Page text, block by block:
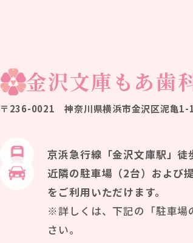
金沢文庫もあ歯
〒236-0021神奈川県横浜市金沢区泥亀
京浜急行線「金沢文庫駅」徒
近隣の駐車場（2台）および
をご利用いただけます。
※詳しくは、下記の「駐車場
さい。